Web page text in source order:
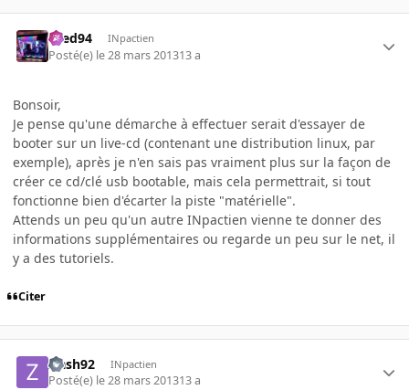
bred94 INpactien
Posté(e) le 28 mars 201313 a
Bonsoir,
Je pense qu'une démarche à effectuer serait d'essayer de
booter sur un live-cd (contenant une distribution linux, par
exemple), après je n'en sais pas vraiment plus sur la façon de
créer ce cd/clé usb bootable, mais cela permettrait, si tout
fonctionne bien d'écarter la piste "matérielle".
Attends un peu qu'un autre INpactien vienne te donner des
informations supplémentaires ou regarde un peu sur le net, il
y a des tutoriels.
Citer
zlash92 INpactien
Posté(e) le 28 mars 201313 a